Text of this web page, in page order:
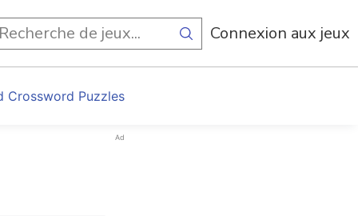
Connexion aux jeux
Crossword Puzzles
Ad